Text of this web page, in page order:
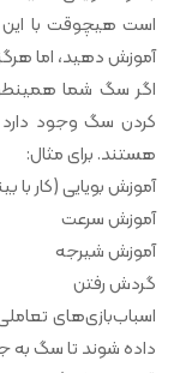
است هیچوقت با این
آموزش دهید، اما
اگر سگ شما
کردن سگ وجود
هستند. برای مثال:
آموزش بویایی (کار با
آموزش سرعت
آموزش شیرجه
گردش رفتن
اسباب‌بازی‌های
داده شوند تا سگ به